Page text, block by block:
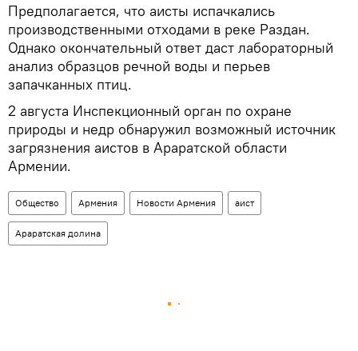
Предполагается, что аисты испачкались
производственными отходами в реке Раздан.
Однако окончательный ответ даст лабораторный
анализ образцов речной воды и перьев
запачканных птиц.
2 августа Инспекционный орган по охране
природы и недр обнаружил возможный источник
загрязнения аистов в Араратской области
Армении.
Общество Армения Новости Армения аист
Араратская долина